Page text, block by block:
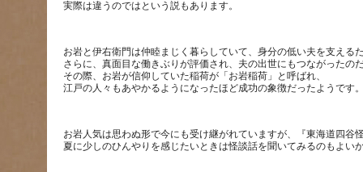
お岩と伊右衛門は仲睦まじく暮らしていて、身分の低い夫を支える
さらに、真面目な働きぶりが評価され、夫の出世にもつながったの
その際、お岩が信仰していた稲荷が「お岩稲荷」と呼ばれ、
お岩人気は思わぬ形で今にも受け継がれていますが、『東海道四谷